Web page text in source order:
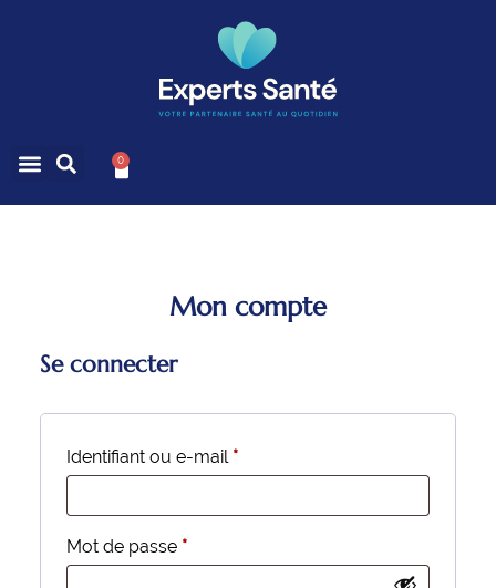
0
Mon compte
Se connecter
Identifiant ou e-mail *
Mot de passe *